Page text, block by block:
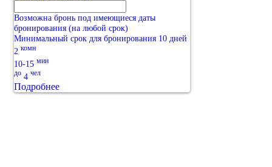
Возможна бронь под имеющиеся даты
бронирования (на любой срок)
Минимальный срок для бронирования 10 дней
2 комн
10-15 мин
до 4 чел
Подробнее